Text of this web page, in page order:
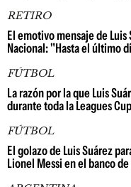
RETIRO
El emotivo mensaje de
Nacional: "Hasta el último
FÚTBOL
La razón por la que Luis
durante toda la Leagues
FÚTBOL
El golazo de Luis Suárez
Lionel Messi en el banco